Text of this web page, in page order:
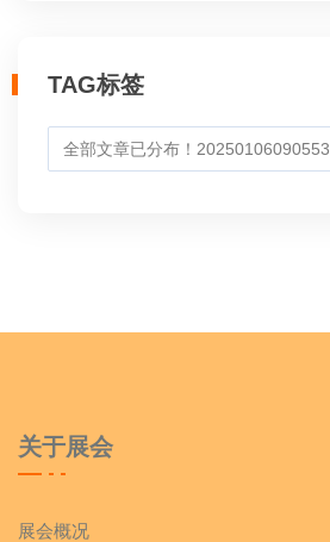
TAG标签
全部文章已分布！20250106090553
关于展会
展会概况